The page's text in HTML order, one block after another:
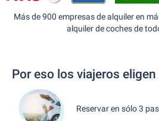
Más de 900 empresas de alquiler en
alquiler de coches de
Por eso los viajeros
Reservar en sólo 3